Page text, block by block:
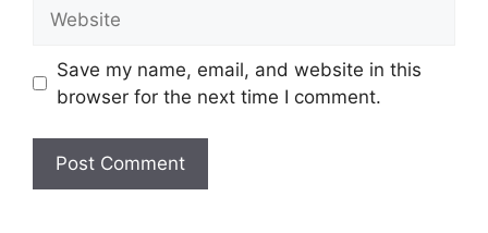
Save my name, email, and website in this
browser for the next time I comment.